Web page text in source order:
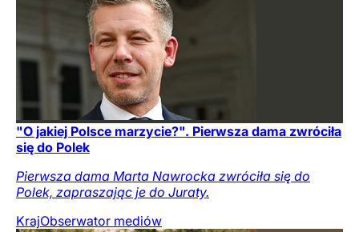
"O jakiej Polsce marzycie?". Pierwsza dama zwróciła
się do Polek
Pierwsza dama Marta Nawrocka zwróciła się do
Polek, zapraszając je do Juraty.
KrajObserwator mediów